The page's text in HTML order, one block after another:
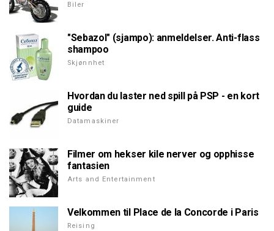
Biler
"Sebazol" (sjampo): anmeldelser. Anti-flass
shampoo
Skjønnhet
Hvordan du laster ned spill på PSP - en kort
guide
Datamaskiner
Filmer om hekser kile nerver og opphisse
fantasien
Arts and Entertainment
Velkommen til Place de la Concorde i Paris
Reising